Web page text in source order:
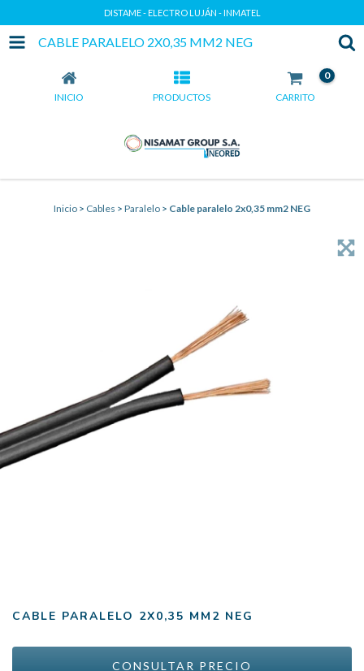
DISTAME - ELECTRO LUJÁN - INMATEL
CABLE PARALELO 2X0,35 MM2 NEG
INICIO PRODUCTOS CARRITO
0
Inicio > Cables > Paralelo > Cable paralelo 2x0,35 mm2 NEG
CABLE PARALELO 2X0,35 MM2 NEG